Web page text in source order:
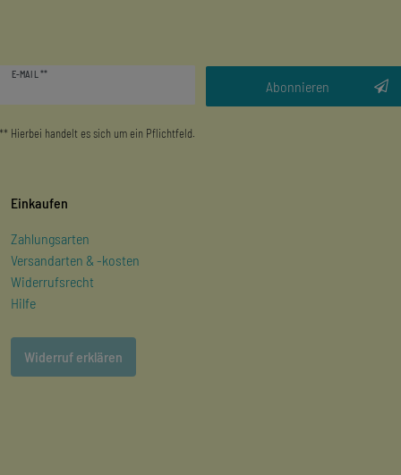
E-MAIL **
Abonnieren
** Hierbei handelt es sich um ein Pflichtfeld.
Einkaufen
Zahlungsarten
Versandarten & -kosten
Widerrufsrecht
Hilfe
Widerruf erklären